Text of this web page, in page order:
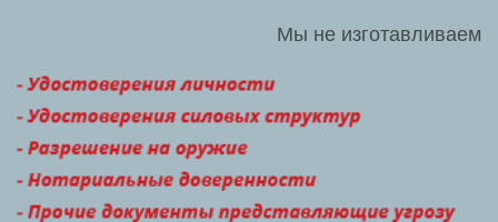
Легальный диплом
Чистый диплом
Диплом о среднем образовании
Диплом о среднем техническом образовании
Диплом о дополнительном образовании
Диплом о неполном образовании
Диплом недорого